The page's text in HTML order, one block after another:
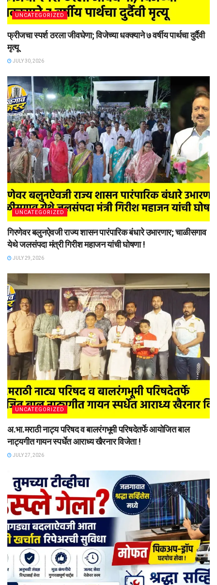
UNCATEGORIZED
फ्रीजचा स्पर्श ठरला जीवघेणा; विजेच्या धक्क्याने ७ वर्षीय पार्थचा दुर्दैवी
मृत्यू
JULY 30, 2026
UNCATEGORIZED
गिरणेवर बलुनऐवजी राज्य शासन पारंपारिक बंधारे उभारणार; चाळीसगाव
येथे जलसंपदा मंत्री गिरीश महाजन यांची घोषणा !
JULY 29, 2026
UNCATEGORIZED
अ.भा.मराठी नाट्य परिषद व बालरंगभूमी परिषदेतर्फे आयोजित बाल
नाट्यगीत गायन स्पर्धेत आराध्य खैरनार विजेता !
JULY 27, 2026